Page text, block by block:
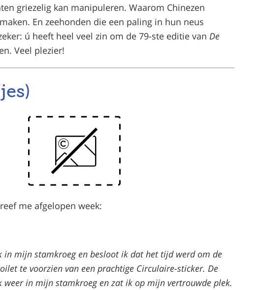
griezelig kan manipuleren. Waarom Chinezen
En zeehonden die een paling in hun neus
ú heeft heel veel zin om de 79-ste editie van De
Veel plezier!
me afgelopen week:
in mijn stamkroeg en besloot ik dat het tijd werd om de
te voorzien van een prachtige Circulaire-sticker. De
weer in mijn stamkroeg en zat ik op mijn vertrouwde plek.